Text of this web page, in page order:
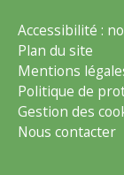
Accessibilité :
Plan du site
Mentions
Politique de
Gestion des
Nous contacter